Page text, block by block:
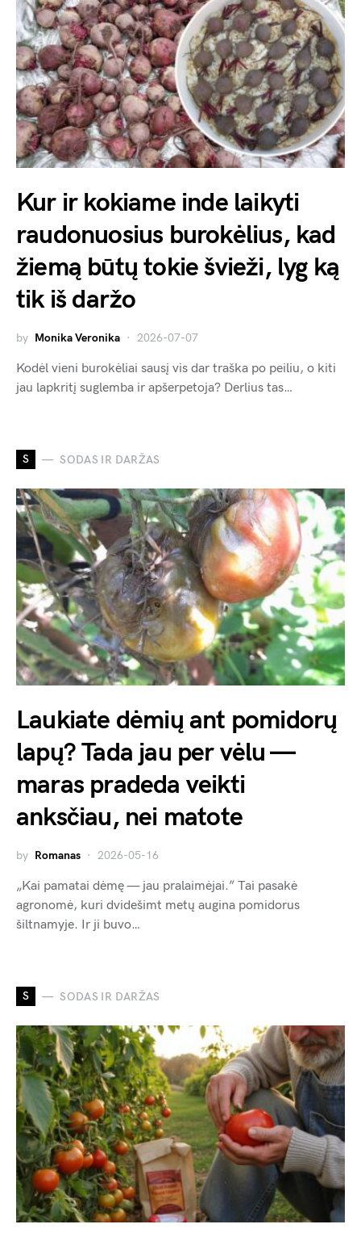
Kur ir kokiame inde laikyti
raudonuosius burokėlius, kad
žiemą būtų tokie švieži, lyg ką
tik iš daržo
by Monika Veronika 2026-07-07
Kodėl vieni burokėliai sausį vis dar traška po peiliu, o kiti
jau lapkritį suglemba ir apšerpetoja? Derlius tas…
S SODAS IR DARŽAS
Laukiate dėmių ant pomidorų
lapų? Tada jau per vėlu —
maras pradeda veikti
anksčiau, nei matote
by Romanas 2026-05-16
„Kai pamatai dėmę — jau pralaimėjai.” Tai pasakė
agronomė, kuri dvidešimt metų augina pomidorus
šiltnamyje. Ir ji buvo…
S SODAS IR DARŽAS